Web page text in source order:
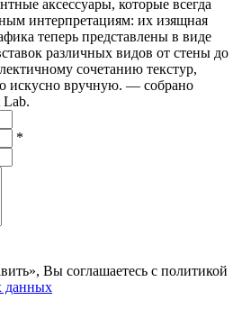
аксессуары, которые всегда
интерпретациям: их изящная
теперь представлены в виде
различных видов от стены до
сочетанию текстур,
искусно вручную. — собрано
Lab.
*
Вы соглашаетесь с политикой
данных